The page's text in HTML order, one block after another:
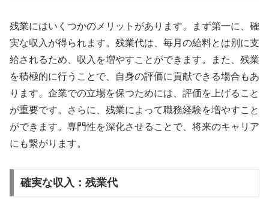
残業にはいくつかのメリットがあります。まず第一に、確
実な収入が得られます。残業代は、毎月の給料とは別に支
給されるため、収入を増やすことができます。また、残業
を積極的に行うことで、自身の評価に貢献できる場合もあ
ります。企業での立場を保つためには、評価を上げること
が重要です。さらに、残業によって職務経験を増やすこと
ができます。専門性を深化させることで、将来のキャリア
にも繋がります。
確実な収入：残業代